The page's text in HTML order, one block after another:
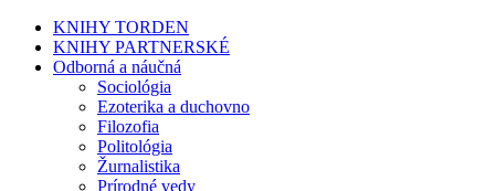
KNIHY TORDEN
KNIHY PARTNERSKÉ
Odborná a náučná
Sociológia
Ezoterika a duchovno
Filozofia
Politológia
Žurnalistika
Prírodné vedy